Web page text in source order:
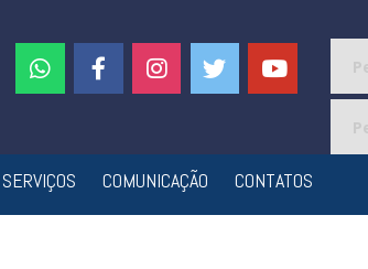
SERVIÇOS COMUNICAÇÃO CONTATOS